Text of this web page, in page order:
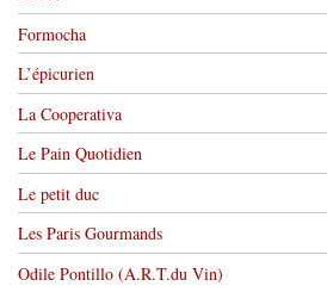
Formocha
L’épicurien
La Cooperativa
Le Pain Quotidien
Le petit duc
Les Paris Gourmands
Odile Pontillo (A.R.T.du Vin)